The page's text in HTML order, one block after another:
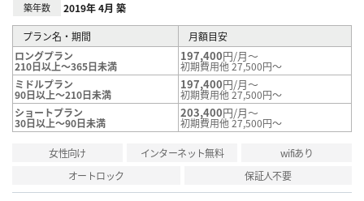
築年数 2019年 4月 築
プラン名・期間
月額目安
ロングプラン
210日以上～365日未満
197,400円/月～
初期費用他 27,500円～
ミドルプラン
90日以上～210日未満
197,400円/月～
初期費用他 27,500円～
ショートプラン
30日以上～90日未満
203,400円/月～
初期費用他 27,500円～
女性向け インターネット無料
wifiあり
オートロック
保証人不要